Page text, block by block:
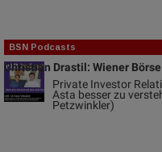
BSN Podcasts
Christian Drastil: Wiener
Private Investor
Asta besser zu
Petzwinkler)